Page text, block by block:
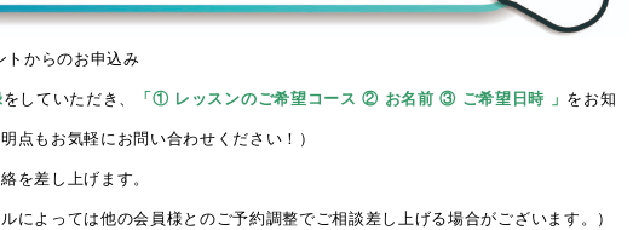
トからのお申込み
をしていただき 、 「① レッスンのご希望コース ② お名前 ③ ご希望日時 」 をお知
点もお気軽にお問い合わせください！）
を差し上げます。
によっては他の会員様とのご予約調整でご相談差し上げる場合がございます。）